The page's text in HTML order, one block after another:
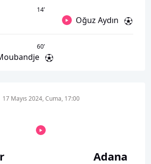
14’
Oğuz Aydın
60’
17 Mayıs 2024, Cuma, 17:00
Adana